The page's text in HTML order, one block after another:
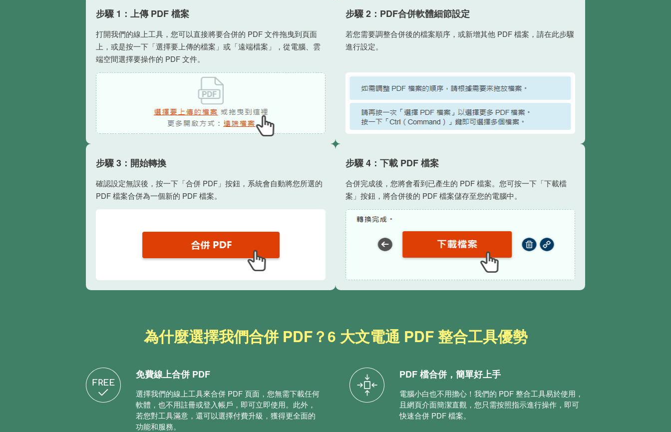
步驟 1：上傳 PDF 檔案
打開我們的線上工具，您可以直接將要合併的 PDF 文件拖曳到頁面
上，或是按一下「選擇要上傳的檔案」或「遠端檔案」，從電腦、雲
端空間選擇要操作的 PDF 文件。
步驟 2：PDF合併軟體細節設定
若您需要調整合併後的檔案順序，或新增其他 PDF 檔案，請在此步驟
進行設定。
步驟 3：開始轉換
確認設定無誤後，按一下「合併 PDF」按鈕，系統會自動將您所選的
PDF 檔案合併為一個新的 PDF 檔案。
步驟 4：下載 PDF 檔案
合併完成後，您將會看到已產生的 PDF 檔案。您可按一下「下載檔
案」按鈕，將合併後的 PDF 檔案儲存至您的電腦中。
為什麼選擇我們合併 PDF？6 大文電通 PDF 整合工具優勢
免費線上合併 PDF
選擇我們的線上工具來合併 PDF 頁面，您無需下載任何
軟體，也不用註冊或登入帳戶，即可立即使用。此外，
若您對工具滿意，還可以選擇付費升級，獲得更全面的
功能和服務。
PDF 檔合併，簡單好上手
電腦小白也不用擔心！我們的 PDF 整合工具易於使用，
且網頁介面簡潔直觀，您只需按照指示進行操作，即可
快速合併 PDF 檔案。